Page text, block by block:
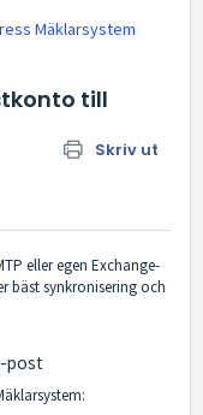
Mäklarsystem
till
Skriv ut
eller egen Exchange-
bäst synkronisering och
post